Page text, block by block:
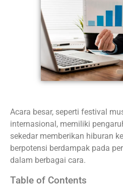
Acara besar, seperti festival
internasional, memiliki
sekedar memberikan hiburan
berpotensi berdampak pada
dalam berbagai cara.
Table of Contents